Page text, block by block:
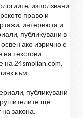
използвани
право и
интервюта и
публикувани в
ако изрично е
на текстови
на 24smolian.com,
към
публикувани
ще
закона.